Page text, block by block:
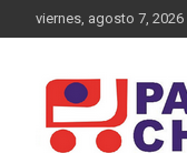
al
viernes, agosto 7, 2026